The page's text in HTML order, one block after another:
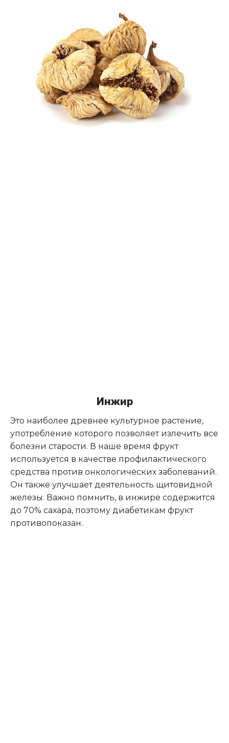
Инжир
Это наиболее древнее культурное растение,
употребление которого позволяет излечить все
болезни старости. В наше время фрукт
используется в качестве профилактического
средства против онкологических заболеваний.
Он также улучшает деятельность щитовидной
железы. Важно помнить, в инжире содержится
до 70% сахара, поэтому диабетикам фрукт
противопоказан.